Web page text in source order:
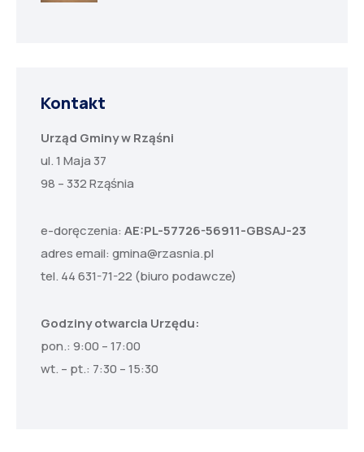
Kontakt
Urząd Gminy w Rząśni
ul. 1 Maja 37
98 – 332 Rząśnia
e-doręczenia: AE:PL-57726-56911-GBSAJ-23
adres email: gmina@rzasnia.pl
tel. 44 631-71-22 (biuro podawcze)
Godziny otwarcia Urzędu:
pon.: 9:00 – 17:00
wt. – pt.: 7:30 – 15:30